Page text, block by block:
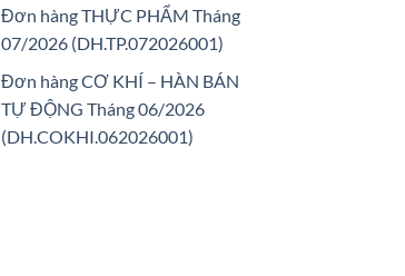
Đơn hàng THỰC PHẨM Tháng
07/2026 (DH.TP.072026001)
Đơn hàng CƠ KHÍ – HÀN BÁN
TỰ ĐỘNG Tháng 06/2026
(DH.COKHI.062026001)